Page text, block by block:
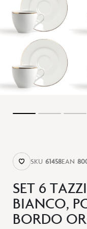
SET 6
BIANCO,
BORDO
SKU 61458EAN